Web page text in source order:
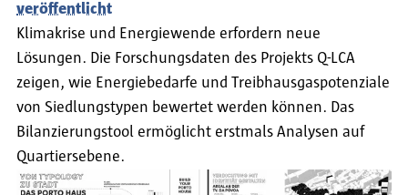
veröffentlicht
Klimakrise und Energiewende erfordern neue
Lösungen. Die Forschungsdaten des Projekts Q-LCA
zeigen, wie Energiebedarfe und Treibhausgaspotenziale
von Siedlungstypen bewertet werden können. Das
Bilanzierungstool ermöglicht erstmals Analysen auf
Quartiersebene.